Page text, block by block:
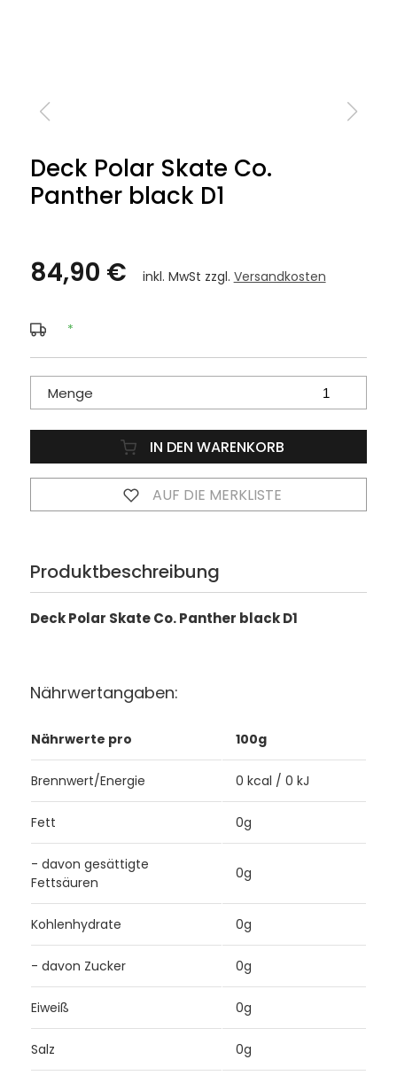
Deck Polar Skate Co.
Panther black D1
84,90 € inkl. MwSt zzgl. Versandkosten
*
Menge
IN DEN WARENKORB
AUF DIE MERKLISTE
Produktbeschreibung
Deck Polar Skate Co. Panther black D1
Nährwertangaben:
Nährwerte pro 100g
Brennwert/Energie 0 kcal / 0 kJ
Fett 0g
- davon gesättigte
Fettsäuren
0g
Kohlenhydrate 0g
- davon Zucker 0g
Eiweiß 0g
Salz 0g